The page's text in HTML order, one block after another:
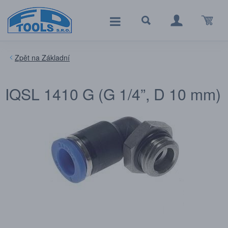
Základní
IQSL 1410 G (G 1/4”, D 10 mm)